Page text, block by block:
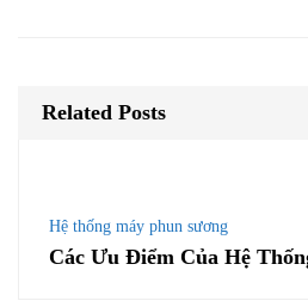
Related Posts
Hệ thống máy phun sương
Các Ưu Điểm Của Hệ